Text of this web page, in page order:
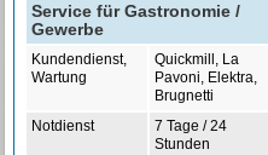
Service für Gastronomie /
Gewerbe
Kundendienst,
Wartung
Quickmill, La
Pavoni, Elektra,
Brugnetti
Notdienst
7 Tage / 24
Stunden